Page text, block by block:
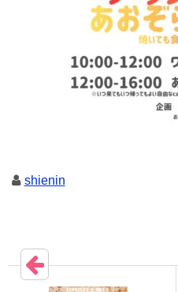
shienin